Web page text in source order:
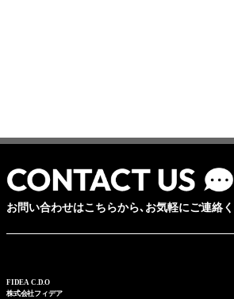
お問い合わせはこちらから､お気軽にご連絡
FIDEA C.D.O
株式会社フィデア